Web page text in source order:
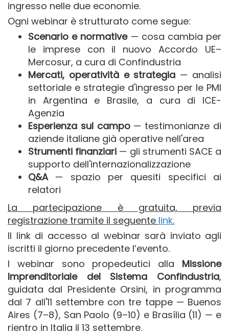
ingresso nelle due economie.
Ogni webinar è strutturato come segue:
Scenario e normative— cosa cambia per
le imprese con il nuovo Accordo UE–
Mercosur, a cura di Confindustria
Mercati, operatività e strategia — analisi
settoriale e strategie d'ingresso per le PMI
in Argentina e Brasile, a cura di ICE-
Agenzia
Esperienza sul campo— testimonianze di
aziende italiane già operative nell'area
Strumenti finanziari — gli strumenti SACE a
supporto dell'internazionalizzazione
Q&A— spazio per quesiti specifici ai
relatori
La partecipazione è gratuita, previa
registrazione tramite il seguente link.
Il link di accesso al webinar sarà inviato agli
iscritti il giorno precedente l’evento.
I webinar sono propedeutici alla Missione
Imprenditoriale del Sistema Confindustria,
guidata dal Presidente Orsini, in programma
dal 7 all'11 settembre con tre tappe — Buenos
Aires (7–8), San Paolo (9–10) e Brasília (11) — e
rientro in Italia il 13 settembre.